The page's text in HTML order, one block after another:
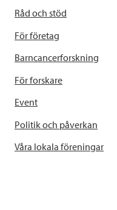
Råd och stöd
För företag
Barncancerforskning
För forskare
Event
Politik och påverkan
Våra lokala föreningar